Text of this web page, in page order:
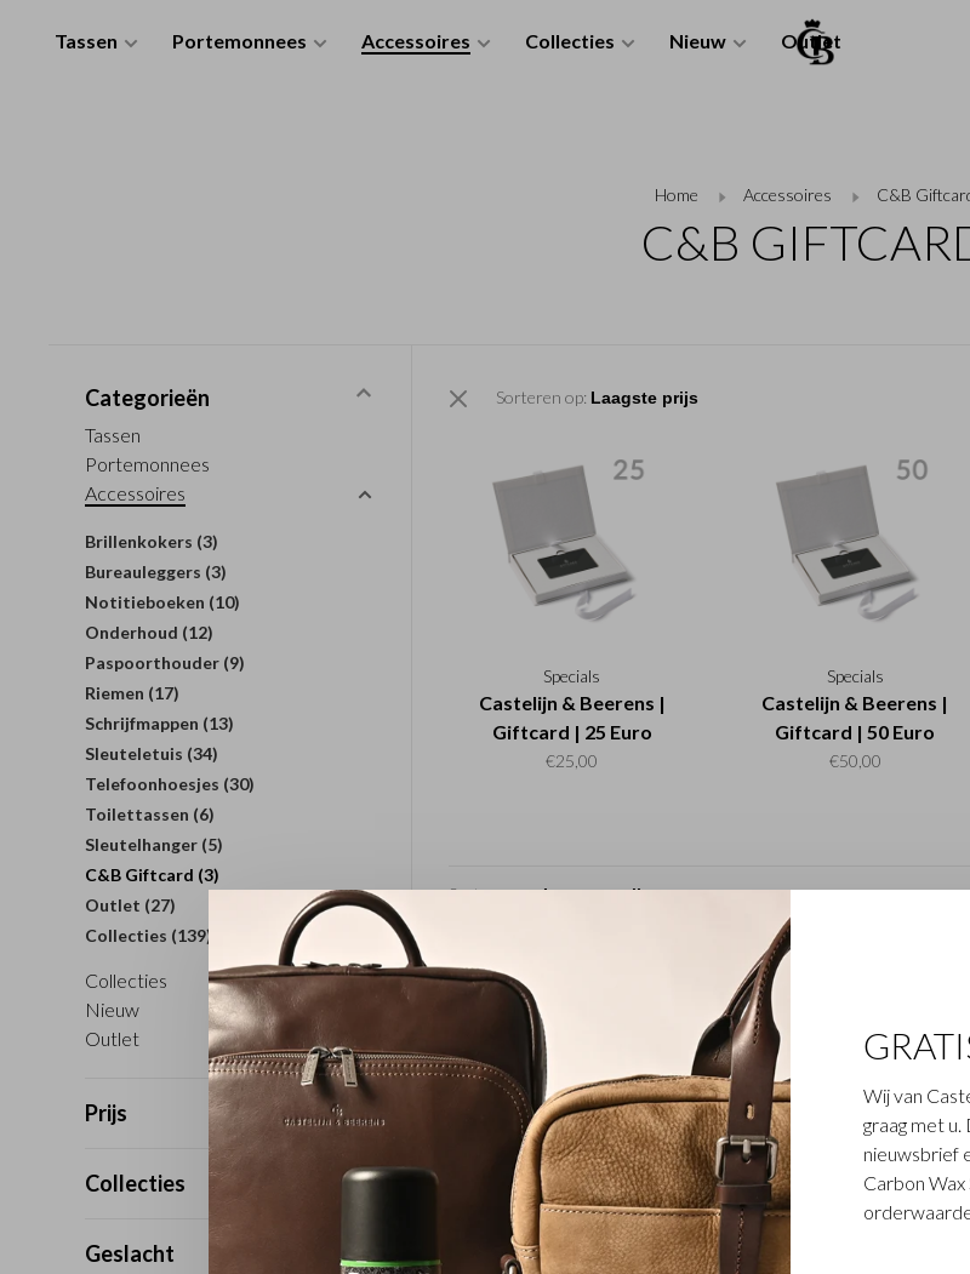
Tassen Portemonnees Accessoires Collecties Nieuw Outlet
Home Accessoires C&B
C&B
Categorieën
Tassen
Portemonnees
Accessoires
Brillenkokers (3)
Bureauleggers (3)
Notitieboeken (10)
Onderhoud (12)
Paspoorthouder (9)
Riemen (17)
Schrijfmappen (13)
Sleuteletuis (34)
Telefoonhoesjes (30)
Toilettassen (6)
Sleutelhanger (5)
C&B Giftcard (3)
Outlet (27)
Collecties (139)
Collecties
Nieuw
Outlet
Prijs
Collecties
Geslacht
Sorteren op:
Specials
Castelijn & Beerens |
Giftcard | 25 Euro
€25,00
Specials
Castelijn & Beerens |
Giftcard | 50 Euro
€50,00
Sorteren op:
Wij van
graag met u.
nieuwsbrief
Carbon